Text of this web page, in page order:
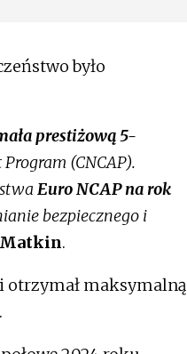
było
prestiżową 5-
(CNCAP).
Euro NCAP na rok
bezpiecznego i
Matkin.
otrzymał maksymalną
.